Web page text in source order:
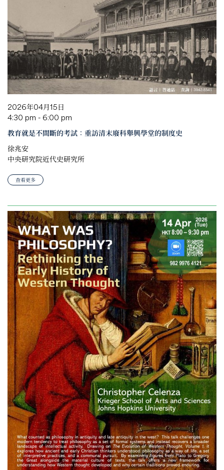
2026年04月15日
4:30 pm - 6:00 pm
教育就是不間斷的考試：重訪清末廢科舉興學堂的制度史
徐兆安
中央研究院近代史研究所
查看更多